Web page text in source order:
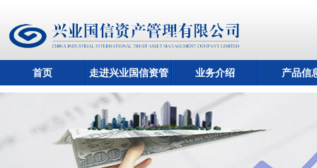
首页 走进兴业国信资管 业务介绍 产品信